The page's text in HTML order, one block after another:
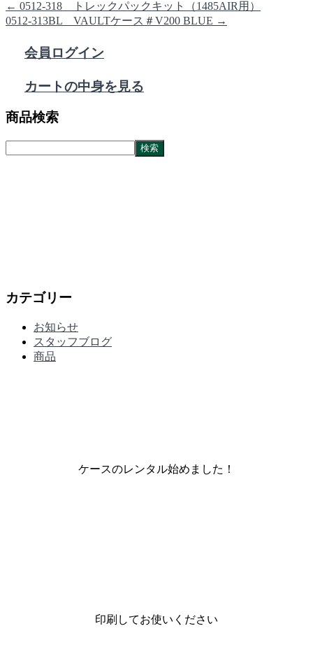
← 0512-318 トレックパックキット（1485AIR用）
0512-313BL VAULTケース＃V200 BLUE →
会員ログイン
カートの中身を見る
商品検索
カテゴリー
お知らせ
スタッフブログ
商品
ケースのレンタル始めました！
印刷してお使いください